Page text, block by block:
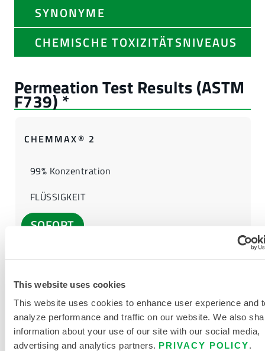
This website uses cookies
This website uses cookies to enhance user experience and
analyze performance and traffic on our website. We also
information about your use of our site with our social media,
advertising and analytics partners. PRIVACY POLICY.
SYNONYME
CHEMISCHE TOXIZITÄTSNIVEAUS
CHEMMAX® 2
99% Konzentration
FLÜSSIGKEIT
SOFORT